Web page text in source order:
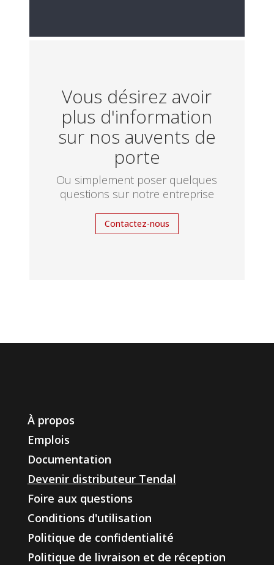
Vous désirez avoir
plus d'information
sur nos auvents de
porte
Ou simplement poser quelques
questions sur notre entreprise
Contactez-nous
À propos
Emplois
Documentation
Devenir distributeur Tendal
Foire aux questions
Conditions d'utilisation
Politique de confidentialité
Politique de livraison et de réception